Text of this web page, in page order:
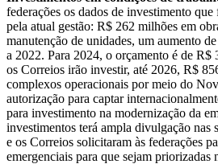
federações os dados de investimento
pela atual gestão: R$ 262 milhões em
manutenção de unidades, um aumento
a 2022. Para 2024, o orçamento é de R$
os Correios irão investir, até 2026, R$
complexos operacionais por meio do
autorização para captar
para investimento na modernização da
investimentos terá ampla divulgação nas
e os Correios solicitaram às federações
emergenciais para que sejam priorizadas